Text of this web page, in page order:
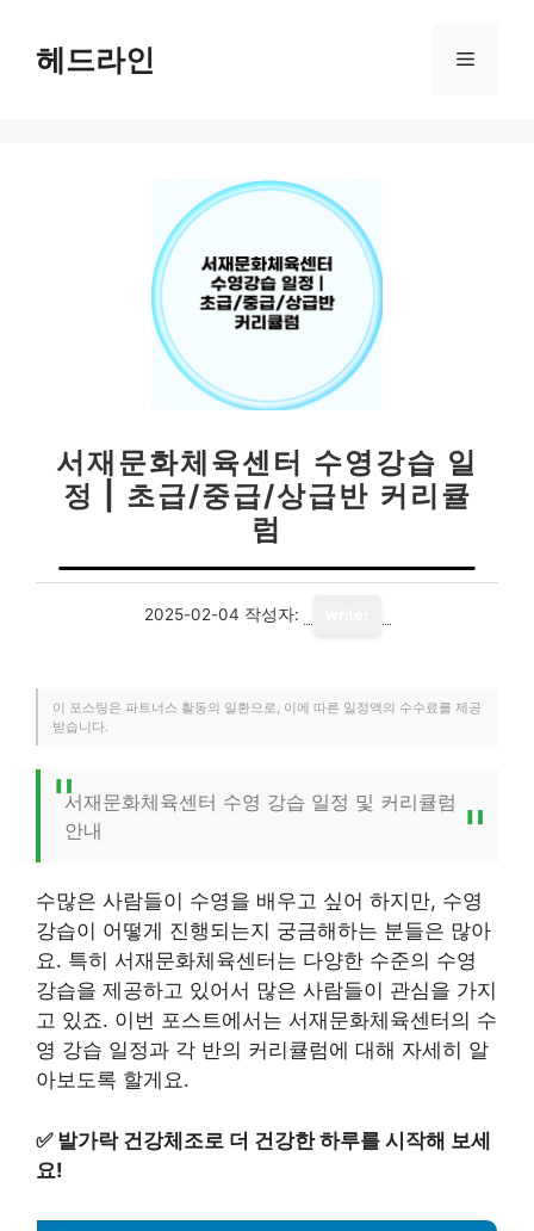
헤드라인 메
서재문화체육센터 수영강습 일
정 | 초급/중급/상급반 커리큘
럼
2025-02-04 작성자:
이 포스팅은 파트너스 활동의 일환으로, 이에 따른 일정액의 수수료를 제공
받습니다.
서재문화체육센터 수영 강습 일정 및 커리큘럼
안내
수많은 사람들이 수영을 배우고 싶어 하지만, 수영
강습이 어떻게 진행되는지 궁금해하는 분들은 많아
요. 특히 서재문화체육센터는 다양한 수준의 수영
강습을 제공하고 있어서 많은 사람들이 관심을 가지
고 있죠. 이번 포스트에서는 서재문화체육센터의 수
영 강습 일정과 각 반의 커리큘럼에 대해 자세히 알
아보도록 할게요.
✅ 발가락 건강체조로 더 건강한 하루를 시작해 보세
요!